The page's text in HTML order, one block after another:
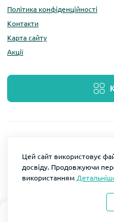
Політика конфіденційності
Контакти
Карта сайту
Акції
Розробка та підтримка
Цей сайт використовує
досвіду. Продовжуючи
використанням